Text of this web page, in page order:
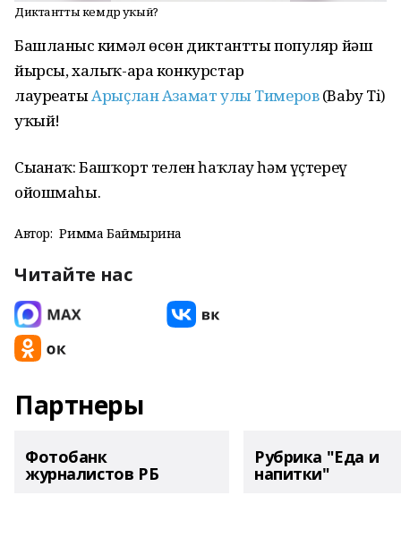
Диктантты кемдәр уҡый?
Башланғыс кимәл өсөн диктантты популяр йәш
йырсы, халыҡ-ара конкурстар
лауреатыАрыҫлан Азамат улы Тимеров(Baby Ti)
уҡый!
Сығанаҡ: Башҡорт телен һаҡлау һәм үҫтереү
ойошмаһы.
Автор: Римма Баймырҙина
Читайте нас
Партнеры
Фотобанк
журналистов РБ
Рубрика "Еда и
напитки"